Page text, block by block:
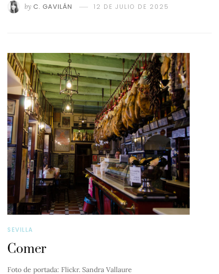
by C. GAVILÁN 12 DE JULIO DE 2025
SEVILLA
Comer
Foto de portada: Flickr. Sandra Vallaure